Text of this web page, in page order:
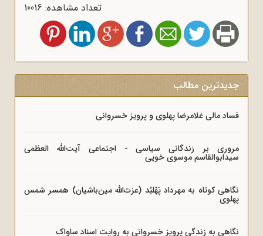
تعداد مشاهده: 10016
جدیدترین مطالب
فساد مالی غلامرضا پهلوی و پرویز خسروانی
مروری بر زندگانی سیاسی - اجتماعی آیت‌الله العظمی
سیدابوالقاسم موسوی خویی
نگاهی کوتاه به مهرداد پَهْلبُد (عزت‌الله مین‌باشیان) همسر شمس
پهلوی
نگاهی به زندگی پرویز خسروانی به روایت اسناد ساواک